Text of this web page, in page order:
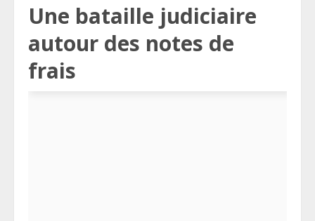
Une bataille judiciaire
autour des notes de
frais